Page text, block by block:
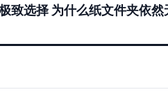
致选择 为什么纸文件夹依然